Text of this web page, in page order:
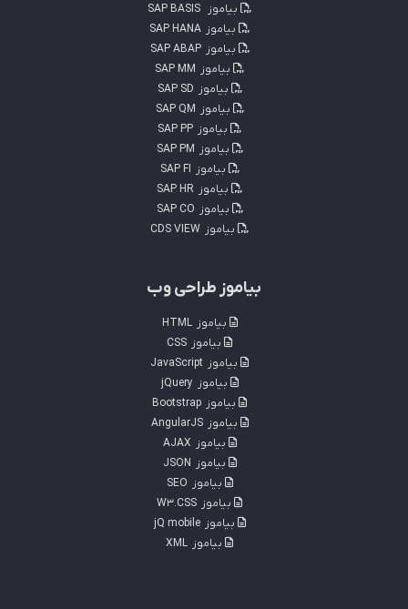
بیاموز
بیاموز SAP HANA
بیاموز SAP ABAP
بیاموز SAP MM
بیاموز SAP SD
بیاموز SAP QM
بیاموز SAP PP
بیاموز SAP PM
بیاموز SAP FI
بیاموز SAP HR
بیاموز SAP CO
بیاموز CDS VIEW
بیاموز طراحی وب
بیاموز HTML
بیاموز CSS
بیاموز JavaScript
بیاموز jQuery
بیاموز Bootstrap
بیاموز AngularJS
بیاموز AJAX
بیاموز JSON
بیاموز SEO
بیاموز W3.CSS
بیاموز jQ mobile
بیاموز XML